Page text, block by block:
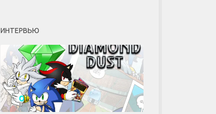
ИНТЕРВЬЮ